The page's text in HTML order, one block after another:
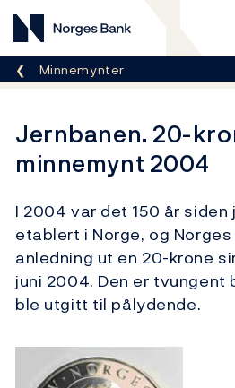
Norges Bank
Her er du nå:
Minnemynter
Jernbanen. 20-
minnemynt 2004
I 2004 var det 150 år siden
etablert i Norge, og Norges
anledning ut en 20-krone
juni 2004. Den er
ble utgitt til pålydende.